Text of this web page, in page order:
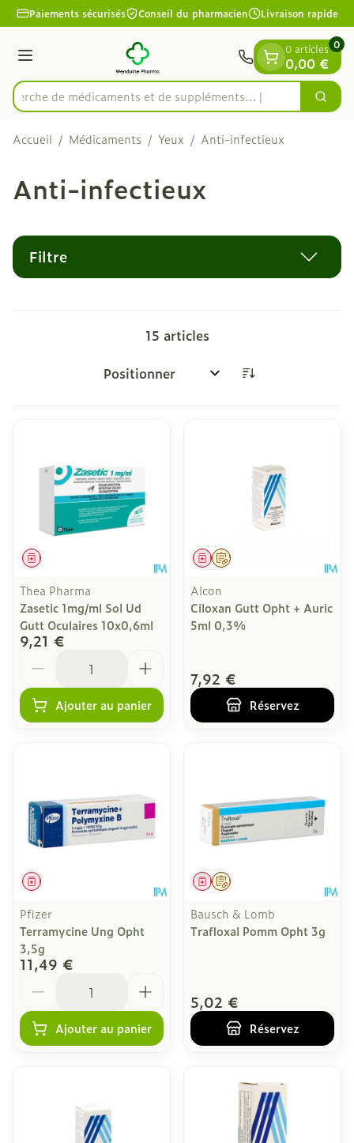
Aller au contenu
1 de 1
Paiements sécurisés Conseil du pharmacien Livraison rapide
Menu
Rechercherde médicaments et de suppléments...
0 articles
0,00 €
0
Accueil / Médicaments / Yeux / Anti-infectieux
Anti-infectieux
Filtre
15 articles
Trier par:
Médicament
Thea Pharma
Zasetic 1mg/ml Sol Ud
Gutt Oculaires 10x0,6ml
9,21 €
Ajouter au panier
Sur prescription
Médicament
Alcon
Ciloxan Gutt Opht + Auric
5ml 0,3%
7,92 €
Réservez
Médicament
Pfizer
Terramycine Ung Opht
3,5g
11,49 €
Ajouter au panier
Sur prescription
Médicament
Bausch & Lomb
Trafloxal Pomm Opht 3g
5,02 €
Réservez